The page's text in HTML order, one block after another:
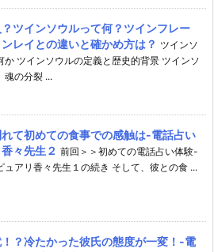
ツインソウルって何？ツインフレー
レイとの違いと確かめ方は？ ツインソ
か ツインソウルの定義と歴史的背景 ツインソ
魂の分裂 ...
て初めての食事での感触は-電話占い
々先生２ 前回＞＞初めての電話占い体験-
ュアリ香々先生１の続き そして、彼との食 ...
？冷たかった彼氏の態度が一変！-電